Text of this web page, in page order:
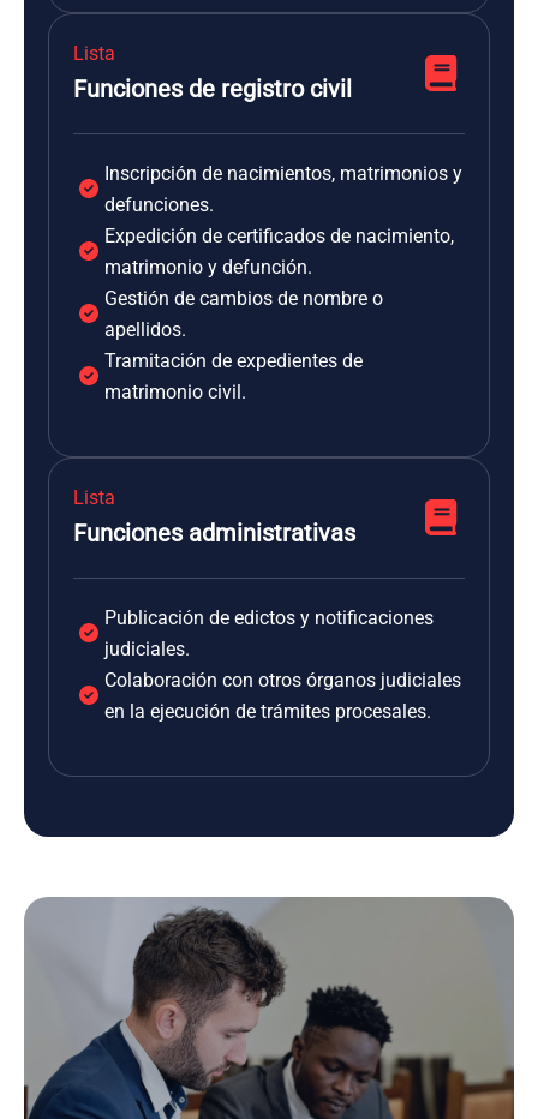
Lista
Funciones de registro civil
Inscripción de nacimientos, matrimonios y
defunciones.
Expedición de certificados de nacimiento,
matrimonio y defunción.
Gestión de cambios de nombre o
apellidos.
Tramitación de expedientes de
matrimonio civil.
Lista
Funciones administrativas
Publicación de edictos y notificaciones
judiciales.
Colaboración con otros órganos judiciales
en la ejecución de trámites procesales.